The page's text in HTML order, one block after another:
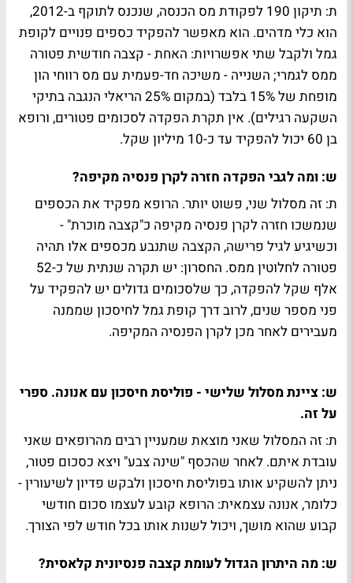
ת: תיקון 190 לפקודת מס הכנסה, שנכנס לתוקף ב-2012,
הוא כלי מדהים. הוא מאפשר להפקיד כספים פנויים לקופת
גמל ולקבל שתי אפשרויות: האחת - קצבה חודשית פטורה
ממס לגמרי; השנייה - משיכה חד-פעמית עם מס רווחי הון
מופחת של 15% בלבד (במקום 25% הריאלי הנגבה בתיקי
השקעה רגילים). אין תקרת הפקדה לסכומים פטורים, ורופא
בן 60 יכול להפקיד עד כ-10 מיליון שקל.
ש: ומה לגבי הפקדה חזרה לקרן פנסיה מקיפה?
ת: זה מסלול שני, פשוט יותר. הרופא מפקיד את הכספים
שנמשכו חזרה לקרן פנסיה מקיפה כ"קצבה מוכרת" -
וכשיגיע לגיל פרישה, הקצבה שתנבע מכספים אלו תהיה
פטורה לחלוטין ממס. החסרון: יש תקרה שנתית של כ-52
אלף שקל להפקדה, כך שלסכומים גדולים יש להפקיד על
פני מספר שנים, לרוב דרך קופת גמל לחיסכון שממנה
מעבירים לאחר מכן לקרן הפנסיה המקיפה.
ש: ציינת מסלול שלישי - פוליסת חיסכון עם אנונה. ספרי
על זה.
ת: זה המסלול שאני מוצאת שמעניין רבים מהרופאים שאני
עובדת איתם. לאחר שהכסף "שינה צבע" ויצא כסכום פטור,
ניתן להשקיע אותו בפוליסת חיסכון ולבקש פדיון לשיעורין -
כלומר, אנונה עצמאית: הרופא קובע לעצמו סכום חודשי
קבוע שהוא מושך, ויכול לשנות אותו בכל חודש לפי הצורך.
ש: מה היתרון הגדול לעומת קצבה פנסיונית קלאסית?